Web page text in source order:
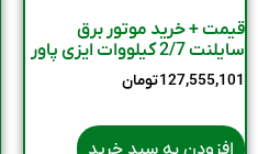
قیمت + خرید موتور برق
سایلنت 2/7 کیلووات ایزی پاور
127,555,101تومان
افزودن به سبد خرید